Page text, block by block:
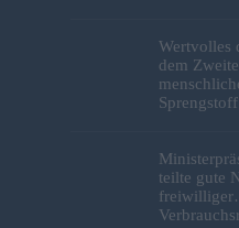
Wertvolles
dem
teilte gute
freiwilliger